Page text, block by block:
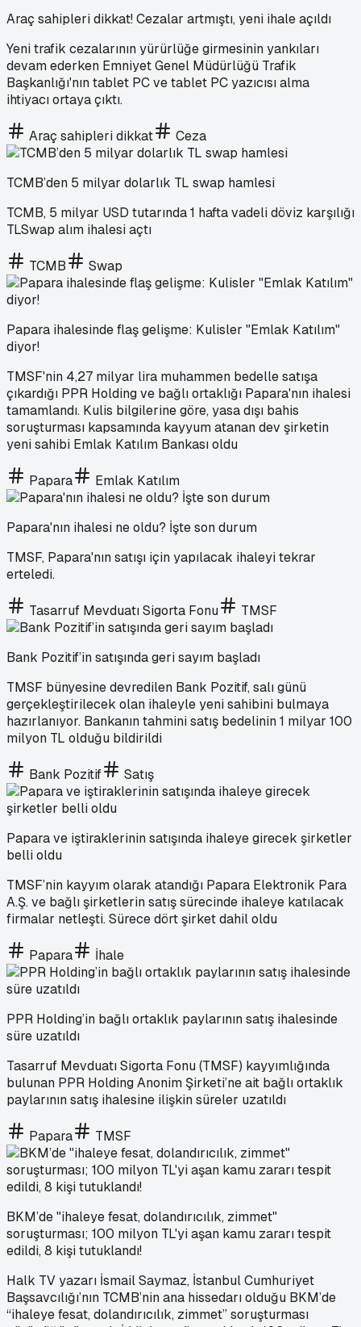
Araç sahipleri dikkat! Cezalar artmıştı, yeni ihale açıldı
Yeni trafik cezalarının yürürlüğe girmesinin yankıları
devam ederken Emniyet Genel Müdürlüğü Trafik
Başkanlığı'nın tablet PC ve tablet PC yazıcısı alma
ihtiyacı ortaya çıktı.
Araç sahipleri dikkat Ceza
TCMB’den 5 milyar dolarlık TL swap hamlesi
TCMB, 5 milyar USD tutarında 1 hafta vadeli döviz karşılığı
TLSwap alım ihalesi açtı
TCMB Swap
Papara ihalesinde flaş gelişme: Kulisler "Emlak Katılım"
diyor!
TMSF'nin 4,27 milyar lira muhammen bedelle satışa
çıkardığı PPR Holding ve bağlı ortaklığı Papara'nın ihalesi
tamamlandı. Kulis bilgilerine göre, yasa dışı bahis
soruşturması kapsamında kayyum atanan dev şirketin
yeni sahibi Emlak Katılım Bankası oldu
Papara Emlak Katılım
Papara'nın ihalesi ne oldu? İşte son durum
TMSF, Papara'nın satışı için yapılacak ihaleyi tekrar
erteledi.
Tasarruf Mevduatı Sigorta Fonu TMSF
Bank Pozitif’in satışında geri sayım başladı
TMSF bünyesine devredilen Bank Pozitif, salı günü
gerçekleştirilecek olan ihaleyle yeni sahibini bulmaya
hazırlanıyor. Bankanın tahmini satış bedelinin 1 milyar 100
milyon TL olduğu bildirildi
Bank Pozitif Satış
Papara ve iştiraklerinin satışında ihaleye girecek şirketler
belli oldu
TMSF’nin kayyım olarak atandığı Papara Elektronik Para
A.Ş. ve bağlı şirketlerin satış sürecinde ihaleye katılacak
firmalar netleşti. Sürece dört şirket dahil oldu
Papara İhale
PPR Holding’in bağlı ortaklık paylarının satış ihalesinde
süre uzatıldı
Tasarruf Mevduatı Sigorta Fonu (TMSF) kayyımlığında
bulunan PPR Holding Anonim Şirketi’ne ait bağlı ortaklık
paylarının satış ihalesine ilişkin süreler uzatıldı
Papara TMSF
BKM’de "ihaleye fesat, dolandırıcılık, zimmet"
soruşturması; 100 milyon TL'yi aşan kamu zararı tespit
edildi, 8 kişi tutuklandı!
Halk TV yazarı İsmail Saymaz, İstanbul Cumhuriyet
Başsavcılığı’nın TCMB’nin ana hissedarı olduğu BKM’de
“ihaleye fesat, dolandırıcılık, zimmet” soruşturması